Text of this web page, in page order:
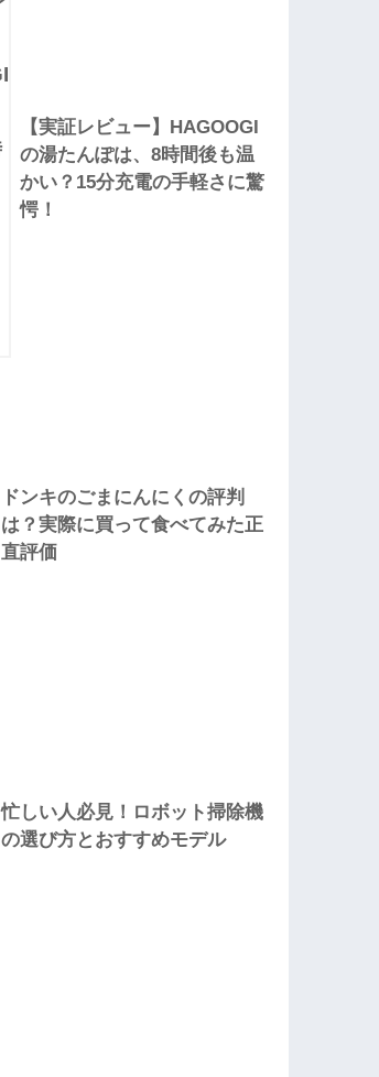
【実証レビュー】HAGOOGI
の湯たんぽは、8時間後も温
かい？15分充電の手軽さに驚
愕！
ドンキのごまにんにくの評判
は？実際に買って食べてみた正
直評価
忙しい人必見！ロボット掃除機
の選び方とおすすめモデル